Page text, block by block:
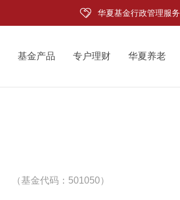
华夏基金行政管理服务
基金产品 专户理财 华夏养老
（基金代码：501050）